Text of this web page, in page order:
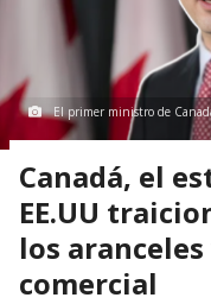
El primer ministro de
Canadá, el
EE.UU
los
comercial